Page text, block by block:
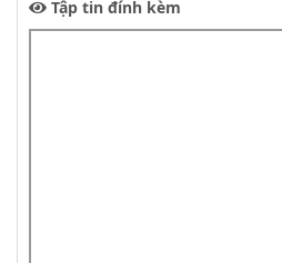
Tập tin đính kèm